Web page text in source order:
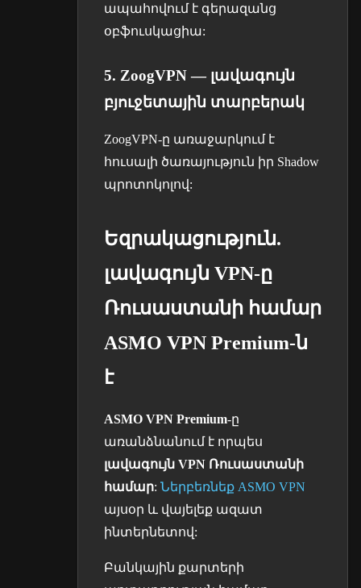
ապահովում է գերազանց
օբֆուսկացիա:
5. ZoogVPN — լավագույն
բյուջետային տարբերակ
ZoogVPN-ը առաջարկում է
հուսալի ծառայություն իր Shadow
պրոտոկոլով:
Եզրակացություն.
լավագույն VPN-ը
Ռուսաստանի համար
ASMO VPN Premium-ն
է
ASMO VPN Premium-ը
առանձնանում է որպես
լավագույն VPN Ռուսաստանի
համար: Ներբեռնեք ASMO VPN
այսօր և վայելեք ազատ
ինտերնետով:
Բանկային քարտերի